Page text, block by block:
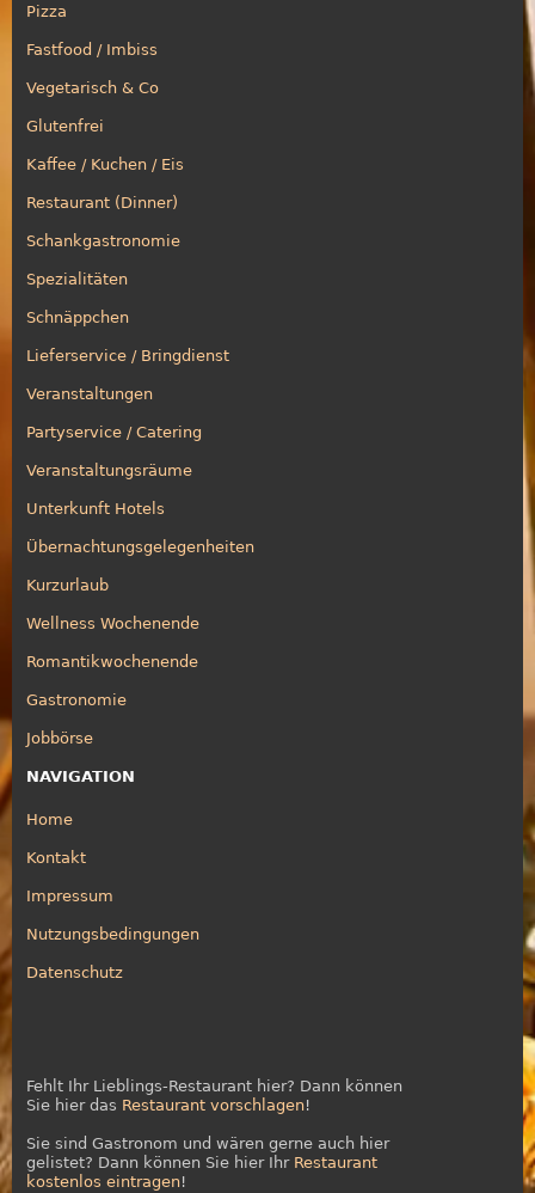
Pizza
Fastfood / Imbiss
Vegetarisch & Co
Glutenfrei
Kaffee / Kuchen / Eis
Restaurant (Dinner)
Schankgastronomie
Spezialitäten
Schnäppchen
Lieferservice / Bringdienst
Veranstaltungen
Partyservice / Catering
Veranstaltungsräume
Unterkunft Hotels
Übernachtungsgelegenheiten
Kurzurlaub
Wellness Wochenende
Romantikwochenende
Gastronomie
Jobbörse
NAVIGATION
Home
Kontakt
Impressum
Nutzungsbedingungen
Datenschutz
Fehlt Ihr Lieblings-Restaurant hier? Dann können
Sie hier das Restaurant vorschlagen!
Sie sind Gastronom und wären gerne auch hier
gelistet? Dann können Sie hier Ihr Restaurant
kostenlos eintragen!